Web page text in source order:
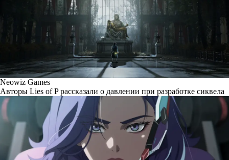
Neowiz Games
Авторы Lies of P рассказали о давлении при разработке сиквела